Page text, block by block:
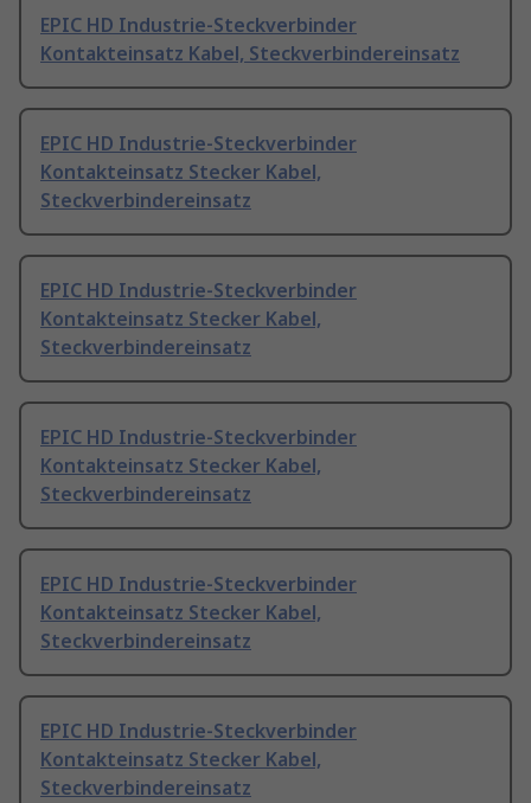
EPIC HD Industrie-Steckverbinder
Kontakteinsatz Kabel, Steckverbindereinsatz
EPIC HD Industrie-Steckverbinder
Kontakteinsatz Stecker Kabel,
Steckverbindereinsatz
EPIC HD Industrie-Steckverbinder
Kontakteinsatz Stecker Kabel,
Steckverbindereinsatz
EPIC HD Industrie-Steckverbinder
Kontakteinsatz Stecker Kabel,
Steckverbindereinsatz
EPIC HD Industrie-Steckverbinder
Kontakteinsatz Stecker Kabel,
Steckverbindereinsatz
EPIC HD Industrie-Steckverbinder
Kontakteinsatz Stecker Kabel,
Steckverbindereinsatz